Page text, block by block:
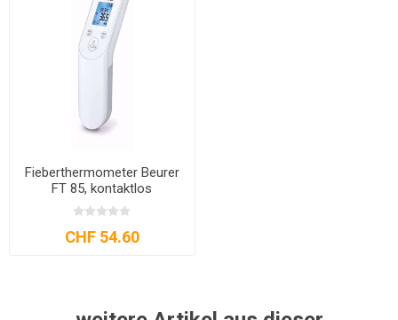
Fieberthermometer Beurer
FT 85, kontaktlos
CHF 54.60